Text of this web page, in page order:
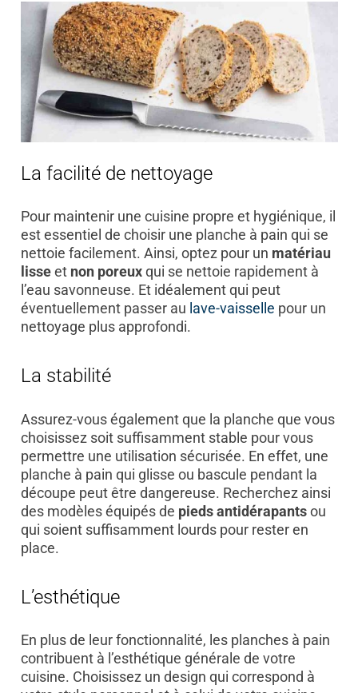
La facilité de nettoyage
Pour maintenir une cuisine propre et hygiénique, il
est essentiel de choisir une planche à pain qui se
nettoie facilement. Ainsi, optez pour un matériau
lisseet non poreuxqui se nettoie rapidement à
l’eau savonneuse. Et idéalement qui peut
éventuellement passer au lave-vaisselle pour un
nettoyage plus approfondi.
La stabilité
Assurez-vous également que la planche que vous
choisissez soit suffisamment stable pour vous
permettre une utilisation sécurisée. En effet, une
planche à pain qui glisse ou bascule pendant la
découpe peut être dangereuse. Recherchez ainsi
des modèles équipés de pieds antidérapantsou
qui soient suffisamment lourds pour rester en
place.
L’esthétique
En plus de leur fonctionnalité, les planches à pain
contribuent à l’esthétique générale de votre
cuisine. Choisissez un design qui correspond à